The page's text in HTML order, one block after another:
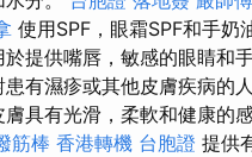
使用SPF，眼霜SPF和手奶
提供嘴唇，敏感的眼睛和
有濕疹或其他皮膚疾病的
具有光滑，柔軟和健康的
筋棒 香港轉機 台胞證 提供